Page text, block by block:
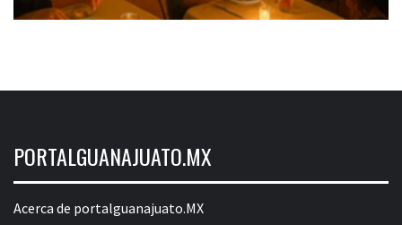
PORTALGUANAJUATO.MX
Acerca de portalguanajuato.MX